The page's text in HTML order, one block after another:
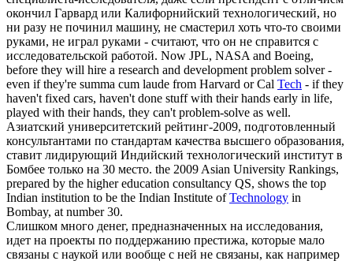
окончил Гарвард или Калифорнийский технологический, но
ни разу не починил машину, не смастерил хоть что-то своими
руками, не играл руками - считают, что он не справится с
исследовательской работой. Now JPL, NASA and Boeing,
before they will hire a research and development problem solver -
even if they're summa cum laude from Harvard or Cal Tech - if they
haven't fixed cars, haven't done stuff with their hands early in life,
played with their hands, they can't problem-solve as well.
Азиатский университетский рейтинг-2009, подготовленный
консультантами по стандартам качества высшего образования,
ставит лидирующий Индийский технологический институт в
Бомбее только на 30 место. the 2009 Asian University Rankings,
prepared by the higher education consultancy QS, shows the top
Indian institution to be the Indian Institute ofTechnology in
Bombay, at number 30.
Слишком много денег, предназначенных на исследования,
идет на проекты по поддержанию престижа, которые мало
связаны с наукой или вообще с ней не связаны, как например